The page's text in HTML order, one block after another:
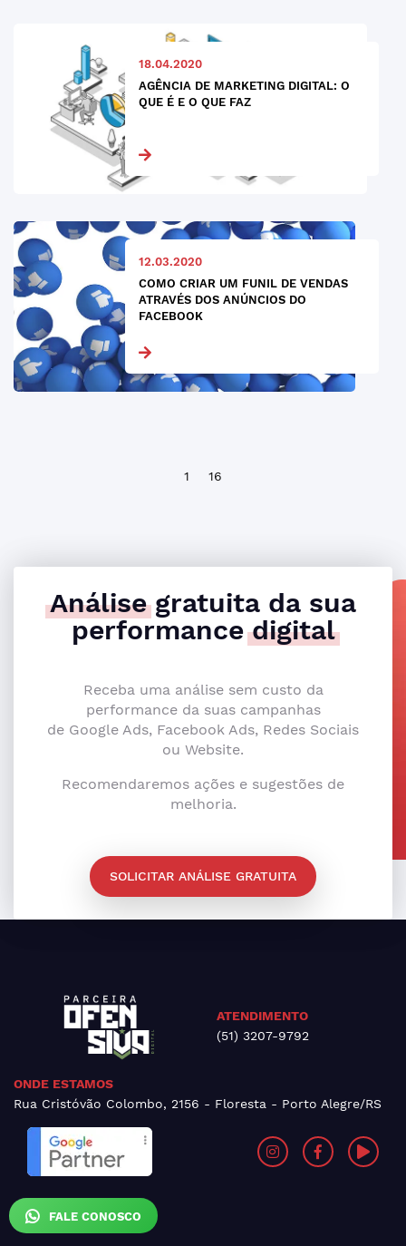
FALE CONOSCO
18.04.2020
AGÊNCIA DE MARKETING DIGITAL: O
QUE É E O QUE FAZ
12.03.2020
COMO CRIAR UM FUNIL DE VENDAS
ATRAVÉS DOS ANÚNCIOS DO
FACEBOOK
1 16
Análisegratuita da sua
performancedigital
Receba uma análise sem custo da
performance da suas campanhas
de Google Ads, Facebook Ads, Redes Sociais
ou Website.
Recomendaremos ações e sugestões de
melhoria.
SOLICITAR ANÁLISE GRATUITA
ATENDIMENTO
(51) 3207-9792
ONDE ESTAMOS
Rua Cristóvão Colombo, 2156 - Floresta - Porto Alegre/RS